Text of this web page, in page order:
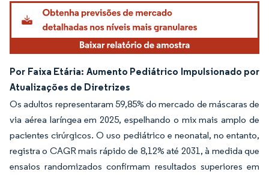
Por Faixa Etária: Aumento Pediátrico Impulsionado por
Atualizações de Diretrizes
Os adultos representaram 59,85% do mercado de máscaras de
via aérea laríngea em 2025, espelhando o mix mais amplo de
pacientes cirúrgicos. O uso pediátrico e neonatal, no entanto,
registra o CAGR mais rápido de 8,12% até 2031, à medida que
ensaios randomizados confirmam resultados superiores em